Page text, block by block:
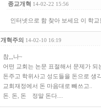
종교개혁 14-02-22 15:56
인터넷으로 함 찾아 보세요 이 학
개혁주의 14-02-10 16:19
참,,,나~
어떤 교회는 논문 표절해서 문제가
돈주고 학위사고 성도들을 돈으로 생
교회재정에서 돈 마음대로 빼쓰고..
돈. 돈, 돈 정말 돈다....